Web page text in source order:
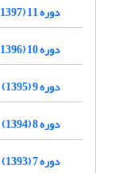
دوره 11 (1397)
دوره 10 (1396)
دوره 9 (1395)
دوره 8 (1394)
دوره 7 (1393)